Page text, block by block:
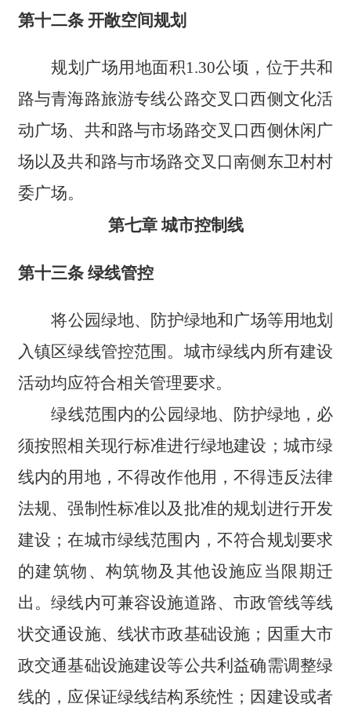
第十二条 开敞空间规划
规划广场用地面积1.30公顷，位于共和
路与青海路旅游专线公路交叉口西侧文化活
动广场、共和路与市场路交叉口西侧休闲广
场以及共和路与市场路交叉口南侧东卫村村
委广场。
第七章 城市控制线
第十三条 绿线管控
将公园绿地、防护绿地和广场等用地划
入镇区绿线管控范围。城市绿线内所有建设
活动均应符合相关管理要求。
绿线范围内的公园绿地、防护绿地，必
须按照相关现行标准进行绿地建设；城市绿
线内的用地，不得改作他用，不得违反法律
法规、强制性标准以及批准的规划进行开发
建设；在城市绿线范围内，不符合规划要求
的建筑物、构筑物及其他设施应当限期迁
出。绿线内可兼容设施道路、市政管线等线
状交通设施、线状市政基础设施；因重大市
政交通基础设施建设等公共利益确需调整绿
线的，应保证绿线结构系统性；因建设或者